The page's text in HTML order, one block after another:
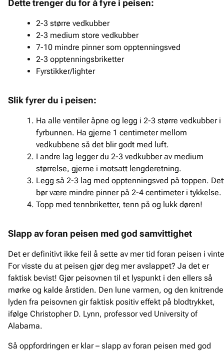
Dette trenger du for å fyre i peisen:
2-3 større vedkubber
2-3 medium store vedkubber
7-10 mindre pinner som opptenningsved
2-3 opptenningsbriketter
Fyrstikker/lighter
Slik fyrer du i peisen:
Ha alle ventiler åpne og legg i 2-3 større vedkubber i
fyrbunnen. Ha gjerne 1 centimeter mellom
vedkubbene så det blir godt med luft.
I andre lag legger du 2-3 vedkubber av medium
størrelse, gjerne i motsatt lengderetning.
Legg så 2-3 lag med opptenningsved på toppen.
bør være mindre pinner på 2-4 centimeter i tykkelse.
Topp med tennbriketter, tenn på og lukk døren!
Slapp av foran peisen med god samvittighet
Det er definitivt ikke feil å sette av mer tid foran peisen i
For visste du at peisen gjør deg mer avslappet? Ja det er
faktisk bevist! Gjør peisovnen til et lyspunkt i den ellers så
mørke og kalde årstiden. Den lune varmen, og den knitrende
lyden fra peisovnen gir faktisk positiv effekt på blodtrykket,
ifølge Christopher D. Lynn, professor ved University of
Alabama.
Så oppfordringen er klar – slapp av foran peisen med god